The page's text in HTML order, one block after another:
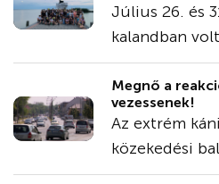
Július 26. és
kalandban
Megnő a
vezessenek!
Az extrém
közekedési